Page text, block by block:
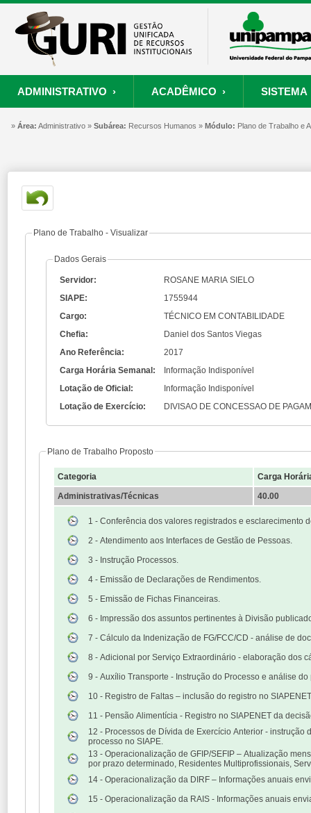
ADMINISTRATIVO ›
ORÇAMENTO E FINANÇAS RECURSOS HUMANOS PROCESSOS
Convênios
Consultar Convênios
ACADÊMICO ›
PROCESSO SELETIVO PROJETOS
Processo Seletivo
Nova Inscrição
Portal do Candidato
Autenticar Documento
SISTEMA
SISTEMA
Painel de Suporte
Resgatar Senha
» Área: Administrativo » Subárea: Recursos Humanos » Módulo: Plano de Trabalho e
Plano de Trabalho - Visualizar
Dados Gerais
Servidor:
ROSANE MARIA SIELO
SIAPE:
1755944
Cargo:
TÉCNICO EM CONTABILIDADE
Chefia:
Daniel dos Santos Viegas
Ano Referência:
2017
Carga Horária Semanal:
Informação Indisponível
Lotação de Oficial:
Informação Indisponível
Lotação de Exercício:
DIVISAO DE CONCESSAO DE
Plano de Trabalho Proposto
Categoria
Carga
Administrativas/Técnicas
40.00
1 - Conferência dos valores registrados e esclarecimento
2 - Atendimento aos Interfaces de Gestão de Pessoas.
3 - Instrução Processos.
4 - Emissão de Declarações de Rendimentos.
5 - Emissão de Fichas Financeiras.
6 - Impressão dos assuntos pertinentes à Divisão
7 - Cálculo da Indenização de FG/FCC/CD - análise de
8 - Adicional por Serviço Extraordinário - elaboração dos
9 - Auxílio Transporte - Instrução do Processo e análise
10 - Registro de Faltas – inclusão do registro no
11 - Pensão Alimentícia - Registro no SIAPENET da
12 - Processos de Dívida de Exercício Anterior -
processo no SIAPE.
13 - Operacionalização de GFIP/SEFIP – Atualização
por prazo determinado, Residentes Multiprofissionais,
14 - Operacionalização da DIRF – Informações anuais
15 - Operacionalização da RAIS - Informações anuais